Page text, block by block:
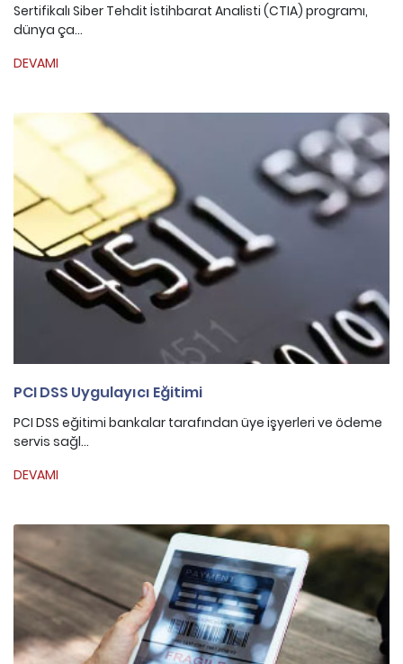
Sertifikalı Siber Tehdit İstihbarat Analisti (CTIA) programı,
dünya ça...
DEVAMI
PCI DSS Uygulayıcı Eğitimi
PCI DSS eğitimi bankalar tarafından üye işyerleri ve ödeme
servis sağl...
DEVAMI